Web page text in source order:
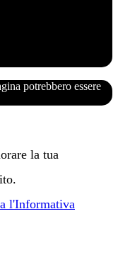
potrebbero essere
la tua
l'Informativa